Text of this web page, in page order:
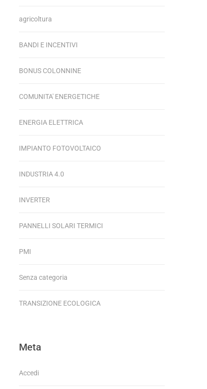
agricoltura
BANDI E INCENTIVI
BONUS COLONNINE
COMUNITA' ENERGETICHE
ENERGIA ELETTRICA
IMPIANTO FOTOVOLTAICO
INDUSTRIA 4.0
INVERTER
PANNELLI SOLARI TERMICI
PMI
Senza categoria
TRANSIZIONE ECOLOGICA
Meta
Accedi